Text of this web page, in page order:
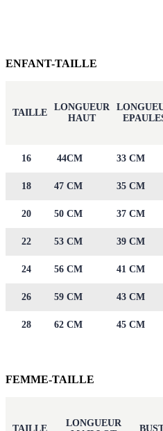
ENFANT-TAILLE
TAILLE
LONGUEUR
HAUT
16 44CM 33 CM
18 47 CM 35 CM
20 50 CM 37 CM
22 53 CM 39 CM
24 56 CM 41 CM
26 59 CM 43 CM
28 62 CM 45 CM
FEMME-TAILLE
TAILLE
LONGUEUR